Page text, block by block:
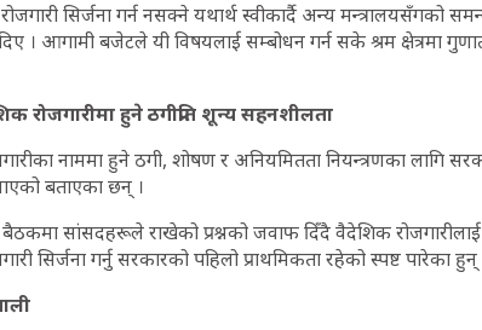
रोजगारी सिर्जना गर्न नसक्ने यथार्थ स्वीकार्दै अन्य मन्त्रालयसँगको
दिए । आगामी बजेटले यी विषयलाई सम्बोधन गर्न सके श्रम क्षेत्रमा
रोजगारीमा हुने ठगीप्रति शून्य सहनशीलता
नाममा हुने ठगी, शोषण र अनियमितता नियन्त्रणका लागि
बताएका छन् ।
सांसदहरूले राखेको प्रश्नको जवाफ दिँदै वैदेशिक रोजगारीलाई
सिर्जना गर्नु सरकारको पहिलो प्राथमिकता रहेको स्पष्ट पारेका